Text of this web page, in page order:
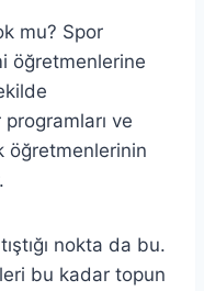
mu? Spor
öğretmenlerine
ve
öğretmenlerinin
nokta da bu.
bu kadar topun